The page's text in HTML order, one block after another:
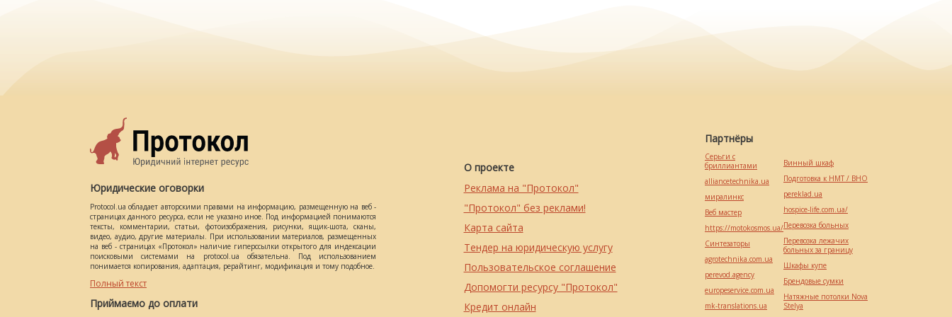
Юридические оговорки
Protocol.ua обладает авторскими правами на информацию, размещенную на веб -
страницах данного ресурса, если не указано иное. Под информацией понимаются
тексты, комментарии, статьи, фотоизображения, рисунки, ящик-шота, сканы,
видео, аудио, другие материалы. При использовании материалов, размещенных
на веб - страницах «Протокол» наличие гиперссылки открытого для индексации
поисковыми системами на protocol.ua обязательна. Под использованием
понимается копирования, адаптация, рерайтинг, модификация и тому подобное.
Полный текст
Приймаємо до оплати
О проекте
Реклама на "Протокол"
"Протокол" без реклами!
Карта сайта
Тендер на юридическую услугу
Пользовательское соглашение
Допомогти ресурсу "Протокол"
Кредит онлайн
Партнёры
Серьги с
бриллиантами
alliancetechnika.ua
миралинкс
Веб мастер
https://motokosmos.ua/
Синтезаторы
agrotechnika.com.ua
perevod.agency
europeservice.com.ua
mk-translations.ua
Винный шкаф
Подготовка к НМТ / ВНО
pereklad.ua
hospice-life.com.ua/
Перевозка больных
Перевозка лежачих
больных за границу
Шкафы купе
Брендовые сумки
Натяжные потолки Nova
Stelya